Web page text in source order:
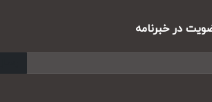
در خبرنامه